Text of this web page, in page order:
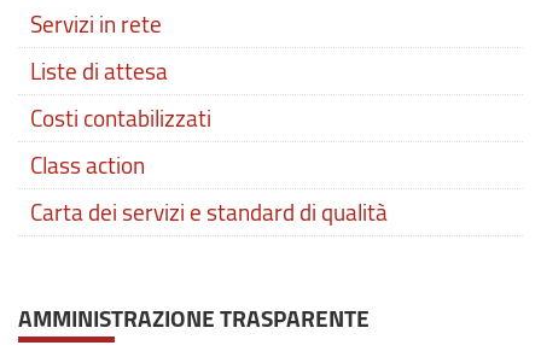
Servizi in rete
Liste di attesa
Costi contabilizzati
Class action
Carta dei servizi e standard di qualità
AMMINISTRAZIONE TRASPARENTE